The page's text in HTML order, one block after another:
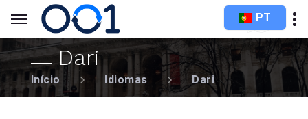
PT
Dari
Início Idiomas Dari